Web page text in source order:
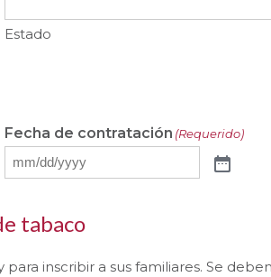
Estado
Fecha de contratación (Requerido)
tabaco
inscribir a sus familiares. Se